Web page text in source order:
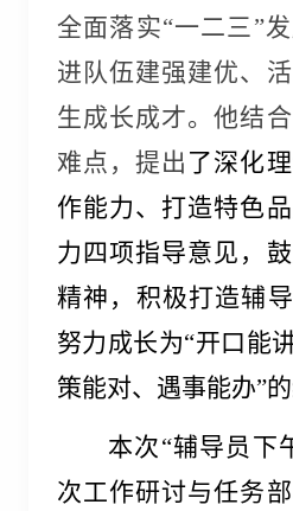
全面落实“一二三”
进队伍建强建优、
生成长成才。他结
难点，提出 了深化
作能力、打造特色
力四项指导意见，
精神，积极打造辅导
努力成长为“开口能
策能对、遇事能办”的
本次“辅导员下
次工作研讨与任务